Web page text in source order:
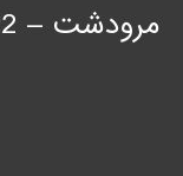
مرودشت – 22 بهمن شمالی